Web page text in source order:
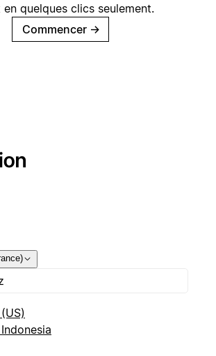
quelques clics seulement.
Commencer →